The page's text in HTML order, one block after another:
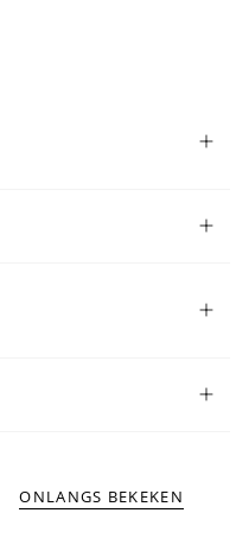
ONLANGS BEKEKEN